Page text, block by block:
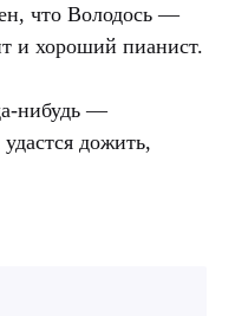
что Володось —
и хороший пианист.
нибудь —
дожить,